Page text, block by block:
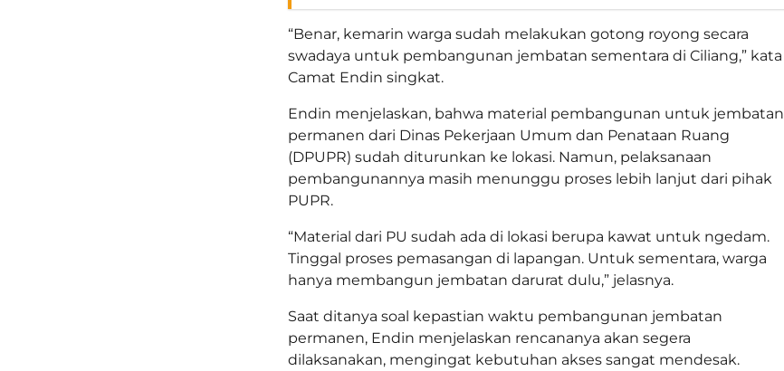
“Benar, kemarin warga sudah melakukan gotong royong secara
swadaya untuk pembangunan jembatan sementara di Ciliang,” kata
Camat Endin singkat.
Endin menjelaskan, bahwa material pembangunan untuk jembatan
permanen dari Dinas Pekerjaan Umum dan Penataan Ruang
(DPUPR) sudah diturunkan ke lokasi. Namun, pelaksanaan
pembangunannya masih menunggu proses lebih lanjut dari pihak
PUPR.
“Material dari PU sudah ada di lokasi berupa kawat untuk ngedam.
Tinggal proses pemasangan di lapangan. Untuk sementara, warga
hanya membangun jembatan darurat dulu,” jelasnya.
Saat ditanya soal kepastian waktu pembangunan jembatan
permanen, Endin menjelaskan rencananya akan segera
dilaksanakan, mengingat kebutuhan akses sangat mendesak.